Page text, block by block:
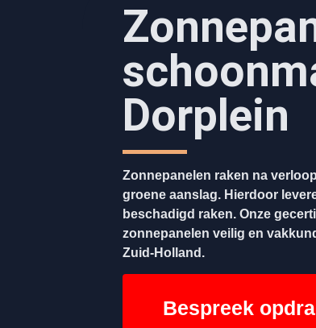
Dorplein
Zonnepanelen raken na
groene aanslag. Hierdoor
beschadigd raken. Onze
zonnepanelen veilig en
Zuid-Holland.
Bespreek